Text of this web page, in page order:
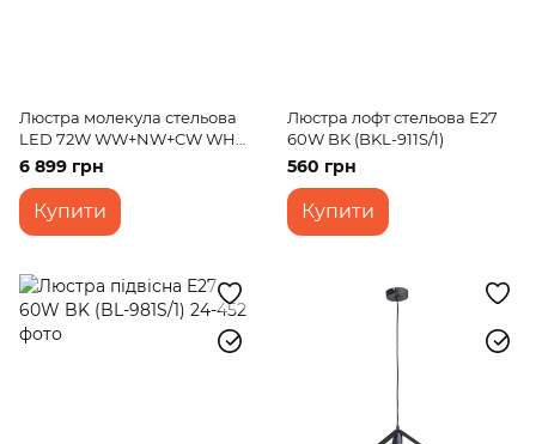
Люстра молекула стельова
LED 72W WW+NW+CW WH
(BR-922C/1)
6 899 грн
Купити
Люстра лофт стельова Е27
60W BK (BKL-911S/1)
560 грн
Купити